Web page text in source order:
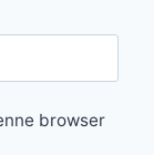
browser